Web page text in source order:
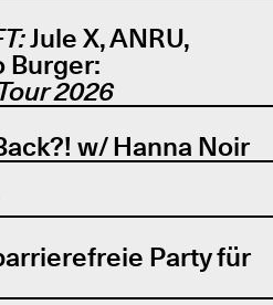
Jule X, ANRU,
Burger:
2026
w/ Hanna Noir
Party für